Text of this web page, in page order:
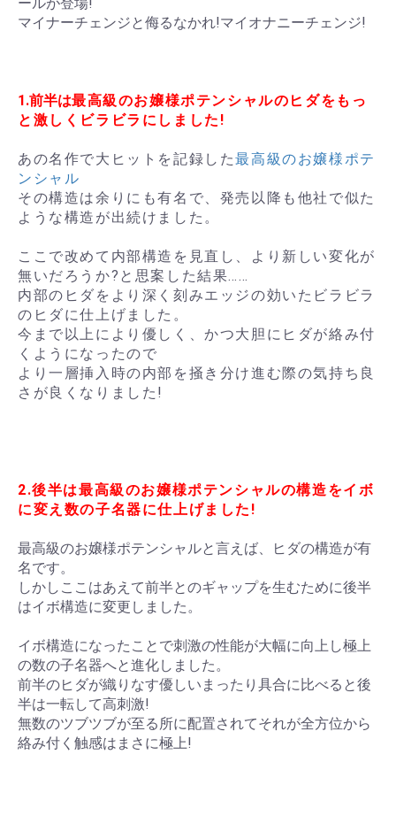
マイナーチェンジと侮るなかれ!マイオナニーチェンジ!
1.前半は最高級のお嬢様ポテンシャルのヒダをもっ
と激しくビラビラにしました!
あの名作で大ヒットを記録した最高級のお嬢様ポテ
ンシャル
その構造は余りにも有名で、発売以降も他社で似た
ような構造が出続けました。
ここで改めて内部構造を見直し、より新しい変化が
無いだろうか?と思案した結果……
内部のヒダをより深く刻みエッジの効いたビラビラ
のヒダに仕上げました。
今まで以上により優しく、かつ大胆にヒダが絡み付
くようになったので
より一層挿入時の内部を掻き分け進む際の気持ち良
さが良くなりました!
2.後半は最高級のお嬢様ポテンシャルの構造をイボ
に変え数の子名器に仕上げました!
最高級のお嬢様ポテンシャルと言えば、ヒダの構造が有
名です。
しかしここはあえて前半とのギャップを生むために後半
はイボ構造に変更しました。
イボ構造になったことで刺激の性能が大幅に向上し極上
の数の子名器へと進化しました。
前半のヒダが織りなす優しいまったり具合に比べると後
半は一転して高刺激!
無数のツブツブが至る所に配置されてそれが全方位から
絡み付く触感はまさに極上!